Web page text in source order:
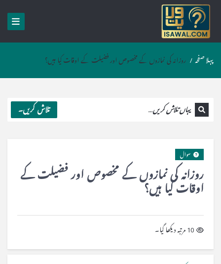
پہلا صفحہ / روزانہ کی نمازوں کے مخصوص اور فضیلت کے اوقات کیا ہیں؟
تلاش کریں۔
روزانہ کی نمازوں کے مخصوص اور فضیلت کے
اوقات کیا ہیں؟
سوال
10 مرتبہ دیکھا گیا۔